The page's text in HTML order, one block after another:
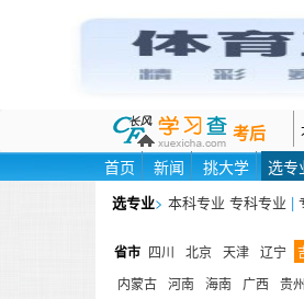
考后
首页 新闻 挑大学 选专
选专业> 本科专业 专科专业 |
省市 四川 北京 天津 辽宁
内蒙古 河南 海南 广西 贵州